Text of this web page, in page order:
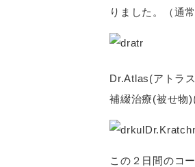
りました。（通
Dr.Atlas(アトラ
補綴治療(被せ物
この２日間のコ